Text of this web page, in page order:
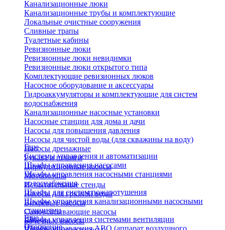
Канализационные люки
Канализационные трубы и комплектующие
Локальные очистные сооружения
Сливные трапы
Туалетные кабины
Ревизионные люки
Ревизионные люки невидимки
Ревизионные люки открытого типа
Комплектующие ревизионных люков
Насосное оборудование и аксессуары
Гидроаккумуляторы и комплектующие для систем
водоснабжения
Канализационные насосные установки
Насосные станции для дома и дачи
Насосы для повышения давления
Насосы для чистой воды (для скважины на воду)
Насосы дренажные
Рукава и шланги
Циркуляционные насосы
Мотопомпы
Испытательные стенды
Насосы для грязной воды
Вихревые насосы
Самовсасывающие насосы
Бочечные насосы
Еще
Системы управления и автоматизации
Шкафы управления насосами
Шкафы управления насосными станциями
водоснабжения
Шкафы для систем пожаротушения
Шкафы управления канализационными насосными
станциями
Шкафы управления системами вентиляции
Шкафы управления АВО (аппарат воздушного
Еще
Отопление